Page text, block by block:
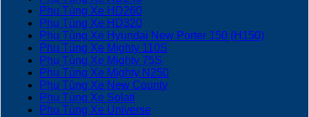
Phụ Tùng Xe HD260
Phụ Tùng Xe HD320
Phụ Tùng Xe Hyundai New Porter 150 (H150)
Phụ Tùng Xe Mighty 110S
Phụ Tùng Xe Mighty 75S
Phụ Tùng Xe Mighty N250
Phụ Tùng Xe New County
Phụ Tùng Xe Solati
Phụ Tùng Xe Universe